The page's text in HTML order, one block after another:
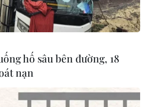
cần thay đổi để
Nam giành
giải đấu ở Thái
hố sâu bên đường, 18
nạn